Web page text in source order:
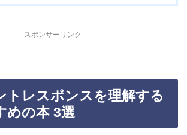
スポンサーリンク
トレスポンスを理解する
めの本 3選